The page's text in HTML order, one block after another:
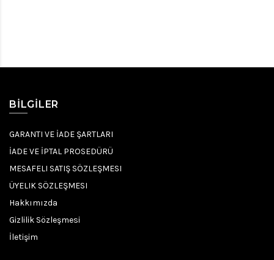
BILGILER
GARANTI VE İADE ŞARTLARI
İADE VE İPTAL PROSEDÜRÜ
MESAFELI SATIŞ SÖZLEŞMESI
ÜYELIK SÖZLEŞMESI
Hakkımızda
Gizlilik Sözleşmesi
İletişim